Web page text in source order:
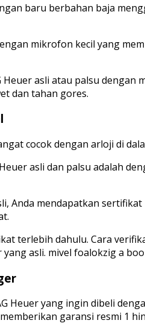
baru berbahan baja
mikrofon kecil yang
asli atau palsu
dan tahan gores.
cocok dengan arloji di
asli dan palsu adalah
Anda mendapatkan
terlebih dahulu. Cara
asli. mivel foalokzig a
Heuer yang ingin dibeli
garansi resmi 1